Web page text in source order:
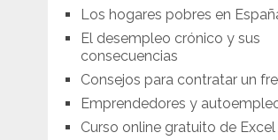
Los hogares pobres en
El desempleo crónico y sus
consecuencias
Consejos para contratar un
Emprendedores y
Curso online gratuito de Excel